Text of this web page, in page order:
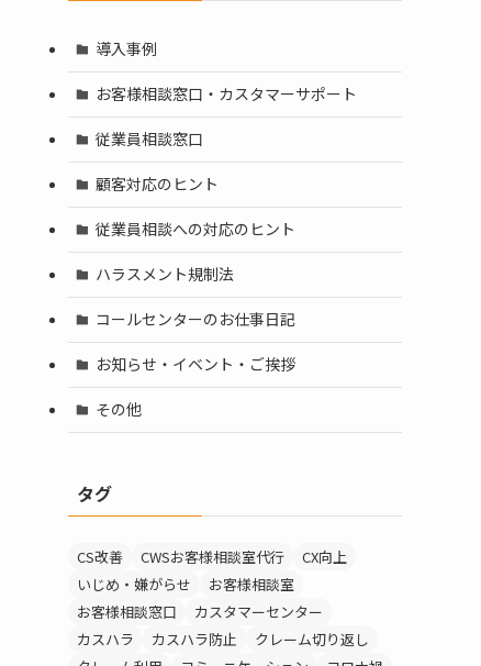
導入事例
お客様相談窓口・カスタマーサポート
従業員相談窓口
顧客対応のヒント
従業員相談への対応のヒント
ハラスメント規制法
コールセンターのお仕事日記
お知らせ・イベント・ご挨拶
その他
タグ
CS改善 CWSお客様相談室代行
CX向上
いじめ・嫌がらせ
お客様相談室
お客様相談窓口
カスタマーセンター
カスハラ
カスハラ防止
クレーム切り返し